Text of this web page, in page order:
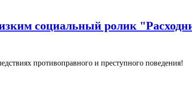
социальный ролик
противоправного и преступного поведения!